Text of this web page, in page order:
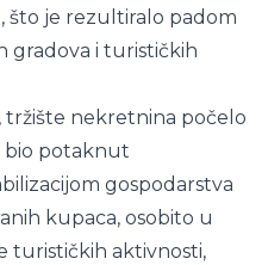
što je rezultiralo padom
gradova i turističkih
tržište nekretnina počelo
bio potaknut
gospodarstva
kupaca, osobito u
turističkih aktivnosti,